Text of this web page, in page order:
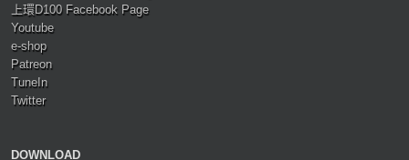
上環D100 Facebook Page
Youtube
e-shop
Patreon
TuneIn
Twitter
DOWNLOAD